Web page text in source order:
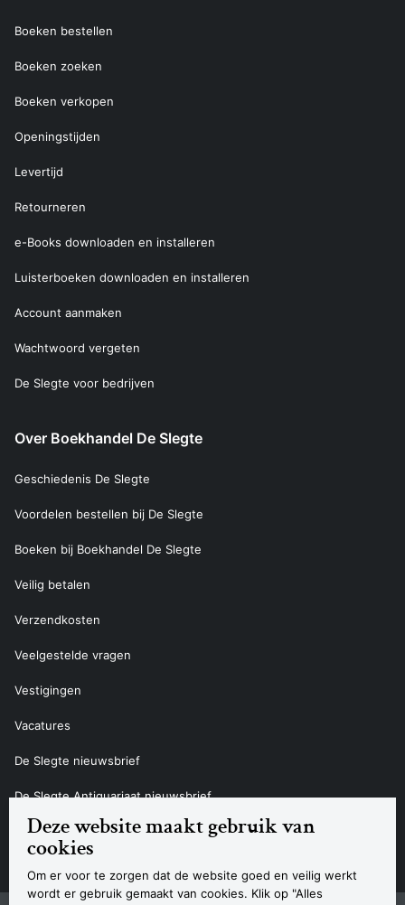
Deze website maakt gebruik van
cookies
Om er voor te zorgen dat de website goed en veilig werkt
wordt er gebruik gemaakt van cookies. Klik op "Alles
Boeken bestellen
Boeken zoeken
Boeken verkopen
Openingstijden
Levertijd
Retourneren
e-Books downloaden en installeren
Luisterboeken downloaden en installeren
Account aanmaken
Wachtwoord vergeten
De Slegte voor bedrijven
Over Boekhandel De Slegte
Geschiedenis De Slegte
Voordelen bestellen bij De Slegte
Boeken bij Boekhandel De Slegte
Veilig betalen
Verzendkosten
Veelgestelde vragen
Vestigingen
Vacatures
De Slegte nieuwsbrief
De Slegte Antiquariaat nieuwsbrief
Contact